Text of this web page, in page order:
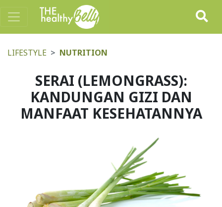
LIFESTYLE NUTRITION
SERAI (LEMONGRASS):
KANDUNGAN GIZI DAN
MANFAAT KESEHATANNYA